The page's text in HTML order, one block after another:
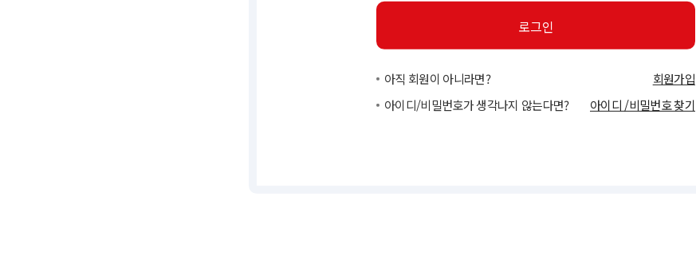
아직 회원이 아니라면?
회원가입
아이디/비밀번호가 생각나지 않는다면?
아이디 /비밀번호 찾기